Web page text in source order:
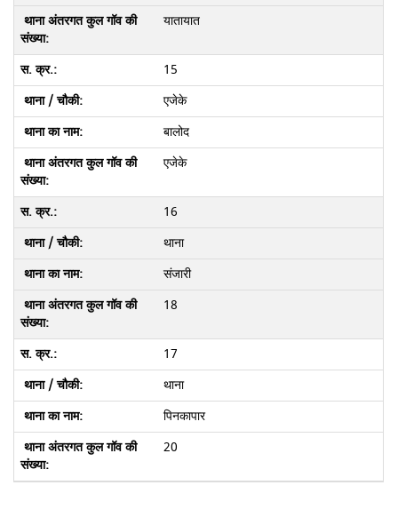
यातायात
15
एजेके
बालोद
एजेके
16
थाना
संजारी
18
17
थाना
पिनकापार
20